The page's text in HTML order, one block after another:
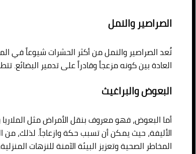
الصراصير والنمل
تُعد الصراصير والنمل من أكثر الحشرات شيوعاً في
العادة بين كونه مزعجاً وقادراً على تدمير البضائع.
البعوض والبراغيث
أما البعوض، فهو معروف بنقل الأمراض مثل
الأليفة، حيث يمكن أن تسبب حكة وازعاجاً. لذلك،
المخاطر الصحية وتعزيز البيئة الآمنة للنزهات المنزلية.